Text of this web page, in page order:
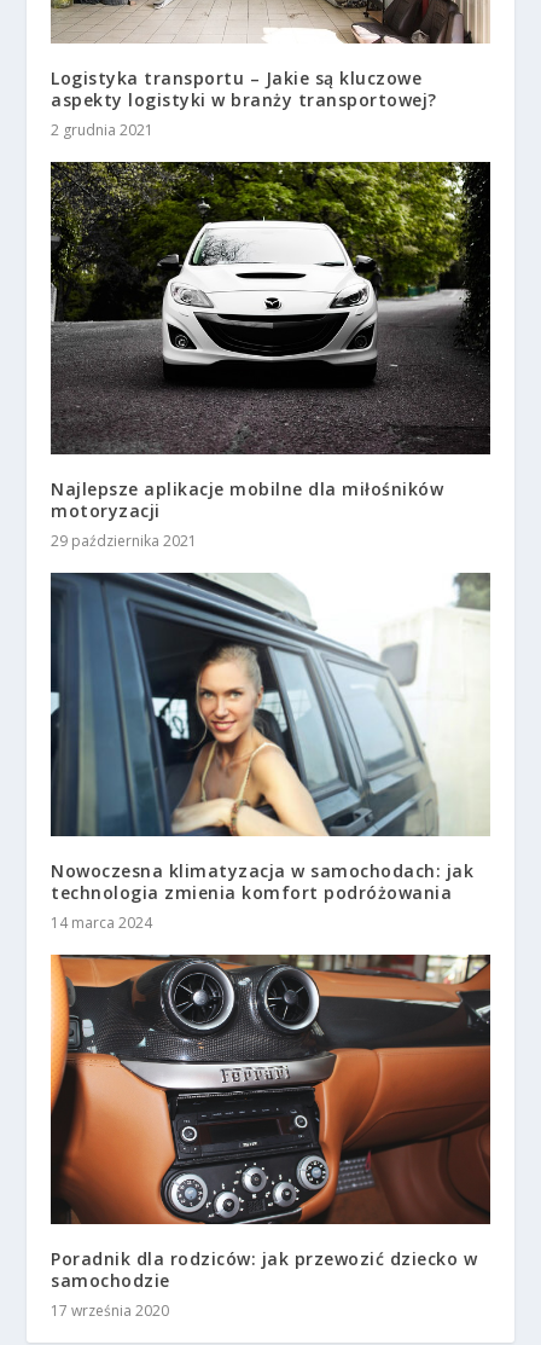
Logistyka transportu – Jakie są kluczowe
aspekty logistyki w branży transportowej?
2 grudnia 2021
Najlepsze aplikacje mobilne dla miłośników
motoryzacji
29 października 2021
Nowoczesna klimatyzacja w samochodach: jak
technologia zmienia komfort podróżowania
14 marca 2024
Poradnik dla rodziców: jak przewozić dziecko w
samochodzie
17 września 2020